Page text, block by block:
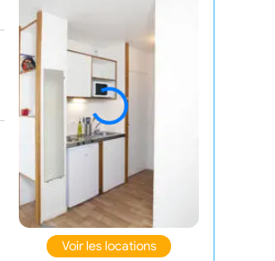
Voir les locations